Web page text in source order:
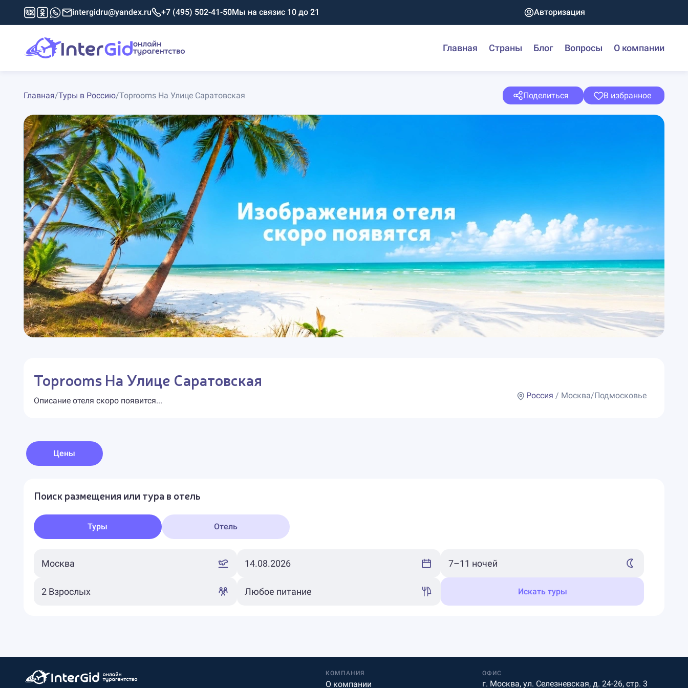
intergidru@yandex.ru +7 (495) 502-41-50Мы на связис 10 до 21 Авторизация
Главная Страны Блог Вопросы О компании
Главная/Туры в Россию/Toprooms На Улице Саратовская Поделиться В избранное
Toprooms На Улице Саратовская
Описание отеля скоро появится...
Россия / Москва/Подмосковье
Цены
Поиск размещения или тура в отель
Туры Отель
Искать туры
КОМПАНИЯ
О компании
ОФИС
г. Москва, ул. Селезневская, д. 24-26, стр. 3